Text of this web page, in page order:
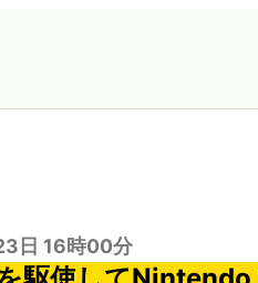
日 16時00分